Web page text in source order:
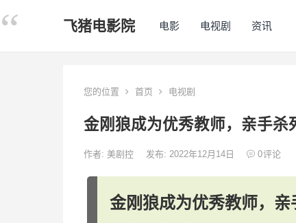
飞猪电影院 电影 电视剧 资讯
您的位置 首页 电视剧
金刚狼成为优秀教师，亲手杀
作者: 美剧控 发布: 2022年12月14日 0评论
金刚狼成为优秀教师，